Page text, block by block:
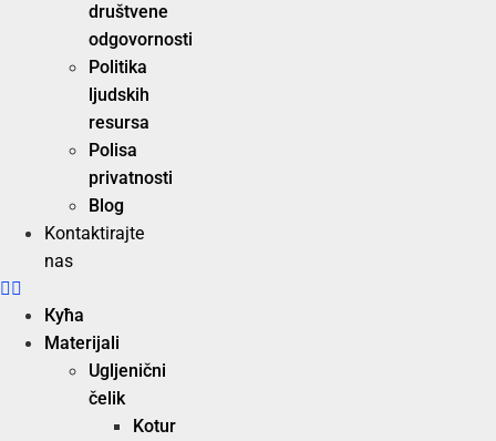
društvene
odgovornosti
Politika
ljudskih
resursa
Polisa
privatnosti
Blog
Kontaktirajte
nas
Кућа
Materijali
Ugljenični
čelik
Kotur